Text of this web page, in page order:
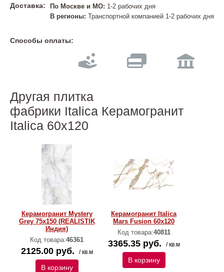
Доставка: По Москве и МО: 1-2 рабочих дня
В регионы: Транспортной компанией 1-2 рабочих дня
Способы оплаты:
Другая плитка
фабрики Italica Керамогранит
Italica 60х120
Керамогранит Mystery
Grey 75x150 (REALISTIK
Индия)
Код товара:46361
2125.00 руб. / кв.м
В корзину
Керамогранит Italica
Mars Fusion 60х120
Код товара:40811
3365.35 руб. / кв.м
В корзину